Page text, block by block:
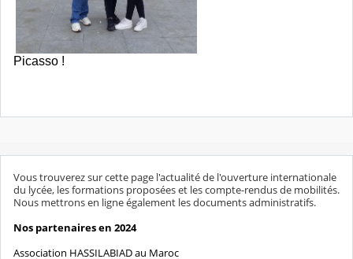
Picasso !
Vous trouverez sur cette page l'actualité de l'ouverture internationale
du lycée, les formations proposées et les compte-rendus de mobilités.
Nous mettrons en ligne également les documents administratifs.
Nos partenaires en 2024
Association HASSILABIAD au Maroc